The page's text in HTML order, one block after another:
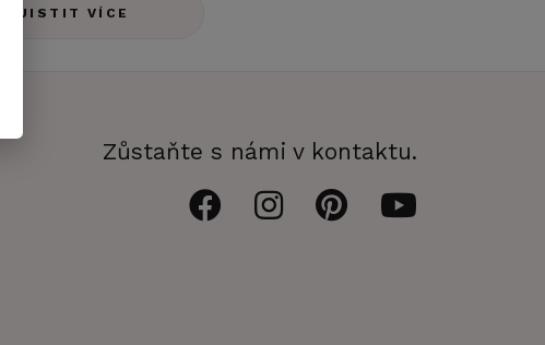
ZJISTIT VÍCE
Zůstaňte s námi v kontaktu.